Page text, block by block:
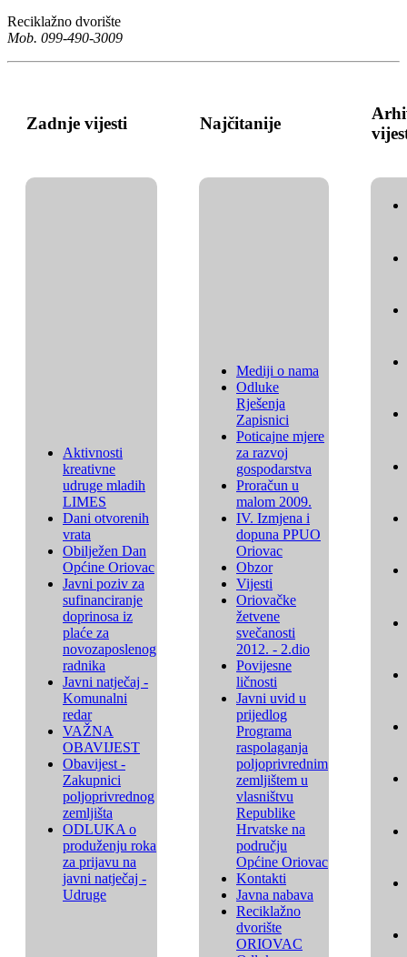
Reciklažno dvorište
Mob. 099-490-3009
Zadnje vijesti Najčitanije
Aktivnosti
kreativne
udruge mladih
LIMES
Dani otvorenih
vrata
Obilježen Dan
Općine Oriovac
Javni poziv za
sufinanciranje
doprinosa iz
plaće za
novozaposlenog
radnika
Javni natječaj -
Komunalni
redar
VAŽNA
OBAVIJEST
Obavijest -
Zakupnici
poljoprivrednog
zemljišta
ODLUKA o
produženju roka
za prijavu na
javni natječaj -
Udruge
Mediji o nama
Odluke
Rješenja
Zapisnici
Poticajne mjere
za razvoj
gospodarstva
Proračun u
malom 2009.
IV. Izmjena i
dopuna PPUO
Oriovac
Obzor
Vijesti
Oriovačke
žetvene
svečanosti
2012. - 2.dio
Povijesne
ličnosti
Javni uvid u
prijedlog
Programa
raspolaganja
poljoprivrednim
zemljištem u
vlasništvu
Republike
Hrvatske na
području
Općine Oriovac
Kontakti
Javna nabava
Reciklažno
dvorište
ORIOVAC